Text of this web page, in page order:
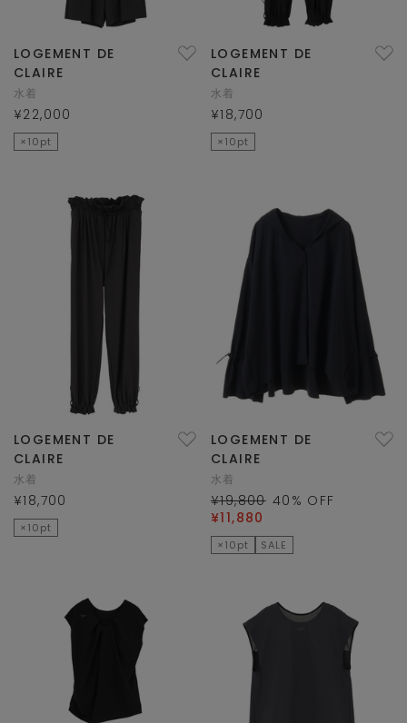
LOGEMENT DE
CLAIRE
水着
¥22,000
×10pt
LOGEMENT DE
CLAIRE
水着
¥18,700
×10pt
LOGEMENT DE
CLAIRE
水着
¥18,700
×10pt
LOGEMENT DE
CLAIRE
水着
¥19,800 40 % OFF
¥11,880
×10pt SALE